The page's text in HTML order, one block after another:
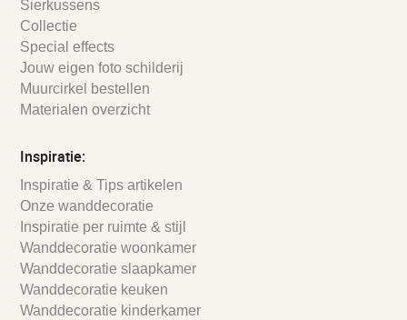
Sierkussens
Collectie
Special effects
Jouw eigen foto schilderij
Muurcirkel bestellen
Materialen overzicht
Inspiratie:
Inspiratie & Tips artikelen
Onze wanddecoratie
Inspiratie per ruimte & stijl
Wanddecoratie woonkamer
Wanddecoratie slaapkamer
Wanddecoratie keuken
Wanddecoratie kinderkamer